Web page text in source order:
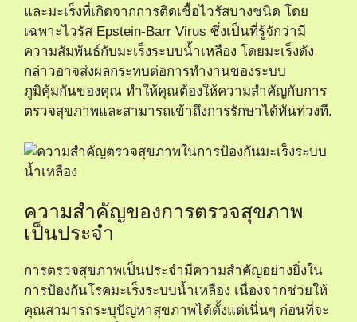
และมะเร็งที่เกิดจากการติดเชื้อไวรัสบางชนิด โดย
เฉพาะไวรัส Epstein-Barr Virus ซึ่งเป็นที่รู้จักว่ามี
ความสัมพันธ์กับมะเร็งระบบน้ำเหลือง โดยมะเร็งดัง
กล่าวอาจส่งผลกระทบต่อการทำงานของระบบ
ภูมิคุ้มกันของคุณ ทำให้คุณต้องให้ความสำคัญกับการ
ตรวจสุขภาพและสามารถเข้าถึงการรักษาได้ทันท่วงที.
ความสำคัญของการตรวจสุขภาพ
เป็นประจำ
การตรวจสุขภาพเป็นประจำมีความสำคัญอย่างยิ่งใน
การป้องกันโรคมะเร็งระบบน้ำเหลือง เนื่องจากช่วยให้
คุณสามารถระบุปัญหาสุขภาพได้ตั้งแต่เนิ่นๆ ก่อนที่จะ